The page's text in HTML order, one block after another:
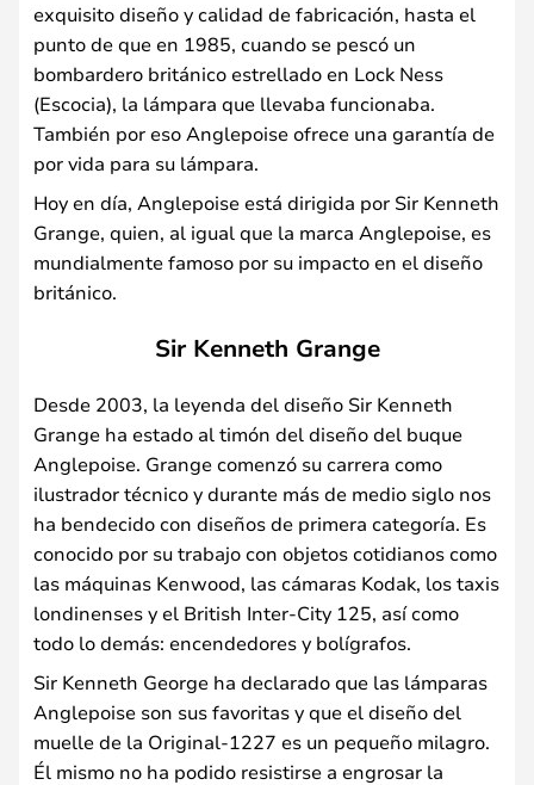
exquisito diseño y calidad de fabricación, hasta el
punto de que en 1985, cuando se pescó un
bombardero británico estrellado en Lock Ness
(Escocia), la lámpara que llevaba funcionaba.
También por eso Anglepoise ofrece una garantía de
por vida para su lámpara.
Hoy en día, Anglepoise está dirigida por Sir Kenneth
Grange, quien, al igual que la marca Anglepoise, es
mundialmente famoso por su impacto en el diseño
británico.
Sir Kenneth Grange
Desde 2003, la leyenda del diseño Sir Kenneth
Grange ha estado al timón del diseño del buque
Anglepoise. Grange comenzó su carrera como
ilustrador técnico y durante más de medio siglo nos
ha bendecido con diseños de primera categoría. Es
conocido por su trabajo con objetos cotidianos como
las máquinas Kenwood, las cámaras Kodak, los taxis
londinenses y el British Inter-City 125, así como
todo lo demás: encendedores y bolígrafos.
Sir Kenneth George ha declarado que las lámparas
Anglepoise son sus favoritas y que el diseño del
muelle de la Original-1227 es un pequeño milagro.
Él mismo no ha podido resistirse a engrosar la